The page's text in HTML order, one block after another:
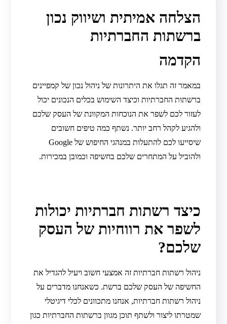
הצלחה אמיתית ושיווק נכון
ברשתות החברתיות
הקדמה
במאמר זה תגלו את היתרונות של ניהול נכון של קמפיינים
ברשתות החברתיות וכיצד השימוש בכלים הנכונים יכול
לעזור לכם לשפר את הנוכחות המקוונת של העסק שלכם
ולהגיע לקהל רחב יותר. נשתף כמה טיפים חשובים
שיסייעו לכם להתעלות במנהגי החיפוש של Google
ולהוביל על המתחרים שלכם בחשיפה וכמובן במכירות.
כיצד רשתות חברתיות יכולות
לשפר את רווחיות של העסק
שלכם?
ניהול רשתות חברתיות זה אמצעי חשוב ויעיל להגדיל את
החשיפה של העסק שלכם ברשת. כשאנחנו מדברים על
ניהול רשתות חברתיות, אנחנו מתכוונים לכלי דיגיטלי
שמטרתו ליצור ולשתף תוכן מגוון ברשתות החברתיות כגון